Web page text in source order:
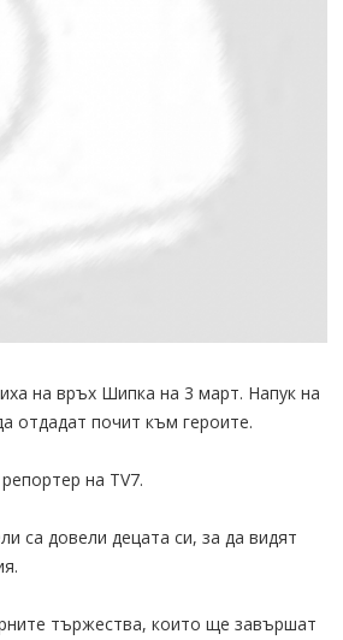
на връх Шипка на 3 март. Напук на
отдадат почит към героите.
на TV7.
са довели децата си, за да видят
тържества, които ще завършат